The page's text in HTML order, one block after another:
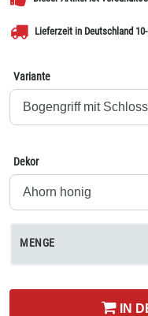
Lieferzeit in Deutschland
Variante
Dekor
MENGE
IN